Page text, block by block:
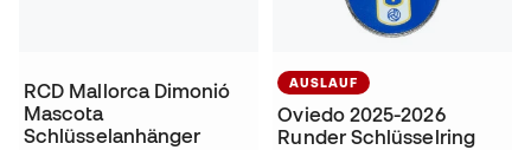
RCD Mallorca Dimonió
Mascota
Schlüsselanhänger
AUSLAUF
Oviedo 2025-2026
Runder Schlüsselring